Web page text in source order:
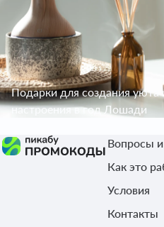
Подарки для создания уюта
настроения в год Лошади
Вопросы
Как это
Условия
Контакты